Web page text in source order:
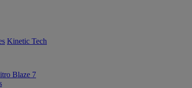
Kinetic Tech
Blaze 7